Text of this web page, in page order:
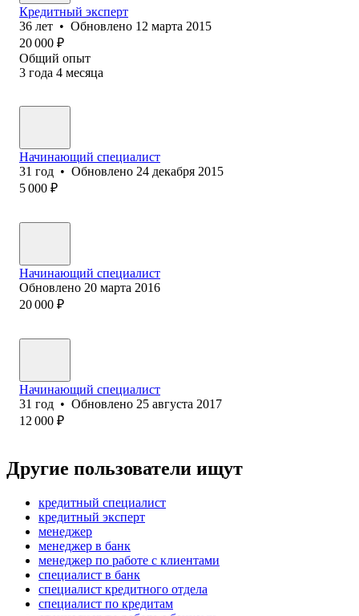
Кредитный эксперт
36 лет • Обновлено 12 марта 2015
20 000 ₽
Общий опыт
3 года 4 месяца
Начинающий специалист
31 год • Обновлено 24 декабря 2015
5 000 ₽
Начинающий специалист
Обновлено 20 марта 2016
20 000 ₽
Начинающий специалист
31 год • Обновлено 25 августа 2017
12 000 ₽
Другие пользователи ищут
кредитный специалист
кредитный эксперт
менеджер
менеджер в банк
менеджер по работе с клиентами
специалист в банк
специалист кредитного отдела
специалист по кредитам